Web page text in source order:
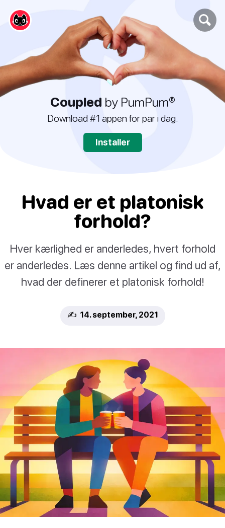
Coupled by PumPum®
Download #1 appen for par i dag.
Installer
Hvad er et platonisk
forhold?
Hver kærlighed er anderledes, hvert forhold
er anderledes. Læs denne artikel og find ud af,
hvad der definerer et platonisk forhold!
✍️ 14. september, 2021